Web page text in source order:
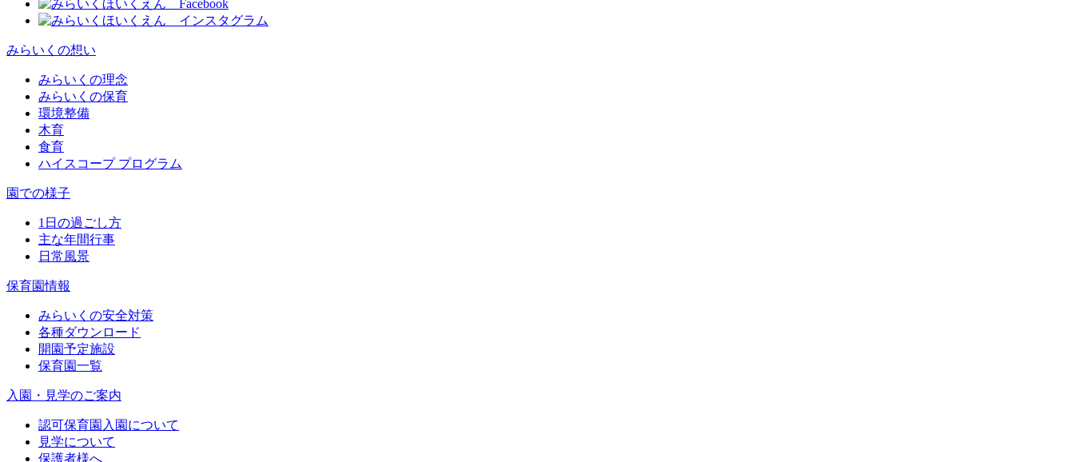
みらいくの想い
みらいくの理念
みらいくの保育
環境整備
木育
食育
ハイスコープ プログラム
園での様子
1日の過ごし方
主な年間行事
日常風景
保育園情報
みらいくの安全対策
各種ダウンロード
開園予定施設
保育園一覧
入園・見学のご案内
認可保育園入園について
見学について
保護者様へ